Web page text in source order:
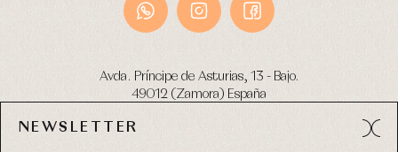
Avda. Príncipe de Asturias, 13 - Bajo.
49012 (Zamora) España
Tel: 980 049 683
NEWSLETTER